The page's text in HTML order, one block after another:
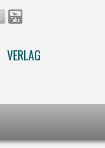
VERLAG